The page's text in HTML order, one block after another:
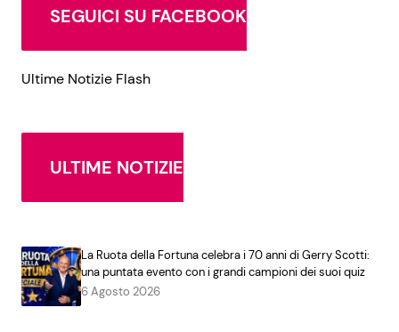
SEGUICI SU FACEBOOK
Ultime Notizie Flash
ULTIME NOTIZIE
La Ruota della Fortuna celebra i 70 anni di Gerry Scotti:
una puntata evento con i grandi campioni dei suoi quiz
6 Agosto 2026